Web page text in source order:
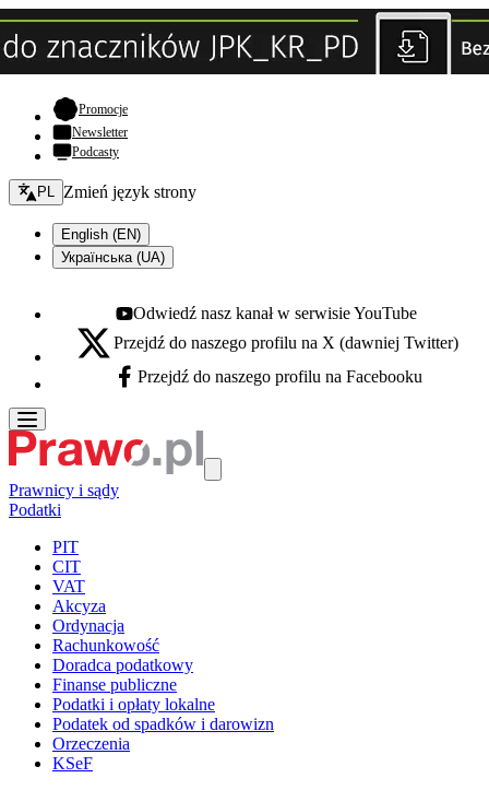
Promocje- otwiera się w nowej karcie
Newsletter
Podcasty
Zmień język - bieżący:
PL Zmień język strony
English (EN)
Українська (UA)
Youtube - otwiera się w nowej karcie
Odwiedź nasz kanał w serwisie YouTube
X - otwiera się w nowej karcie
Przejdź do naszego profilu na X (dawniej Twitter)
Facebook - otwiera się w nowej karcie
Przejdź do naszego profilu na Facebooku
Prawnicy i sądy
Podatki
PIT
CIT
VAT
Akcyza
Ordynacja
Rachunkowość
Doradca podatkowy
Finanse publiczne
Podatki i opłaty lokalne
Podatek od spadków i darowizn
Orzeczenia
KSeF